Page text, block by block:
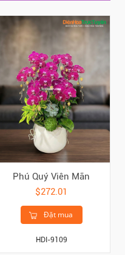
Phú Quý Viên Mãn
$272.01
Đặt mua
HDI-9109